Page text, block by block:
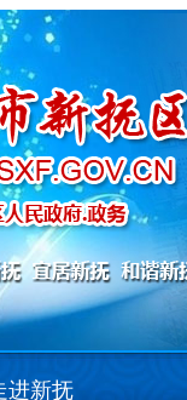
进新抚